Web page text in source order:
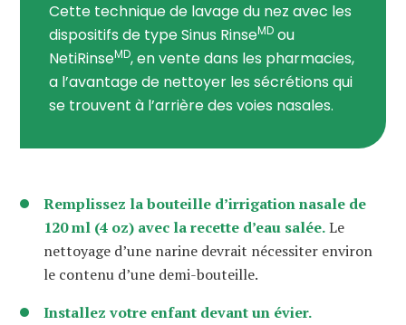
Cette technique de lavage du nez avec les
dispositifs de type Sinus RinseMD ou
NetiRinseMD, en vente dans les pharmacies,
a l’avantage de nettoyer les sécrétions qui
se trouvent à l’arrière des voies nasales.
Remplissez la bouteille d’irrigation nasale de
120 ml (4 oz) avec la recette d’eau salée.Le
nettoyage d’une narine devrait nécessiter environ
le contenu d’une demi-bouteille.
Installez votre enfant devant un évier.